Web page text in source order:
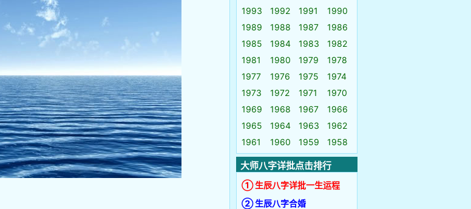
1993
1992 1991
1990
1989
1988 1987
1986
1985
1984 1983
1982
1981
1980 1979
1978
1977
1976 1975
1974
1973
1972 1971
1970
1969
1968 1967
1966
1965
1964 1963
1962
1961
1960 1959 1958
大师八字详批点击排行
① 生辰八字详批一生运程
② 生辰八字合婚